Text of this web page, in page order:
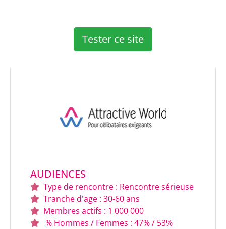
Tester ce site
AUDIENCES
Type de rencontre : Rencontre sérieuse
Tranche d'age : 30-60 ans
Membres actifs : 1 000 000
% Hommes / Femmes : 47% / 53%